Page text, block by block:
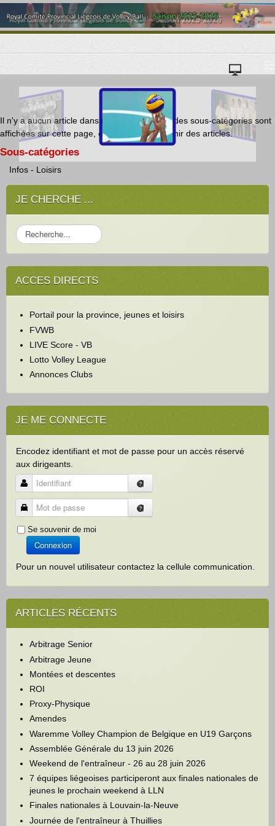
Il n'y a aucun article dans cette catégorie. Si des sous-catégories sont
affichées sur cette page, elles peuvent contenir des articles.
Sous-catégories
Infos - Loisirs
JE CHERCHE ...
R
e
c
h
e
ACCES DIRECTS
Portail pour la province, jeunes et loisirs
FVWB
LIVE Score - VB
Lotto Volley League
Annonces Clubs
JE ME CONNECTE
Encodez identifiant et mot de passe pour un accès réservé
aux dirigeants.
Identifiant
Mot de passe
Se souvenir de moi
Connexion
Pour un nouvel utilisateur contactez la cellule communication.
ARTICLES RÉCENTS
Arbitrage Senior
Arbitrage Jeune
Montées et descentes
ROI
Proxy-Physique
Amendes
Waremme Volley Champion de Belgique en U19 Garçons
Assemblée Générale du 13 juin 2026
Weekend de l'entraîneur - 26 au 28 juin 2026
7 équipes liégeoises participeront aux finales nationales de
jeunes le prochain weekend à LLN
Finales nationales à Louvain-la-Neuve
Journée de l'entraîneur à Thuillies